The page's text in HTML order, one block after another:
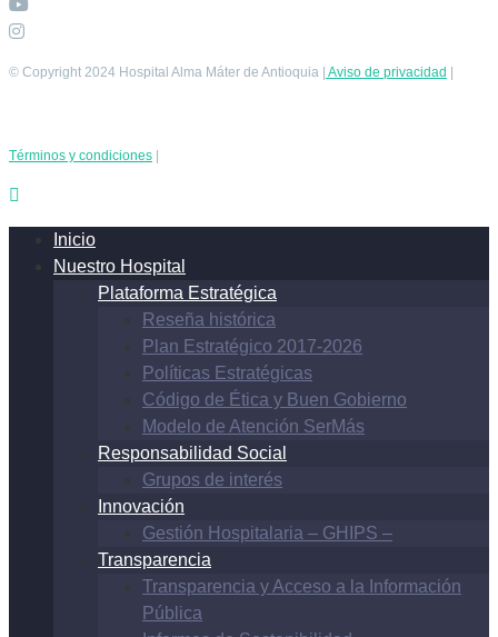
© Copyright 2024 Hospital Alma Máter de Antioquia | Aviso de privacidad
Términos y condiciones |
Inicio
Nuestro Hospital
Plataforma Estratégica
Reseña histórica
Plan Estratégico 2017-2026
Políticas Estratégicas
Código de Ética y Buen Gobierno
Modelo de Atención SerMás
Responsabilidad Social
Grupos de interés
Innovación
Gestión Hospitalaria – GHIPS –
Transparencia
Transparencia y Acceso a la Información
Pública